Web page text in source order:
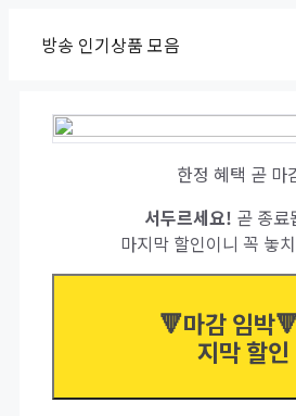
방송 인기상품 모음
한정 혜택 곧 마
서두르세요! 곧 종료
마지막 할인이니 꼭 놓
🔻마감 임박
지막 할인